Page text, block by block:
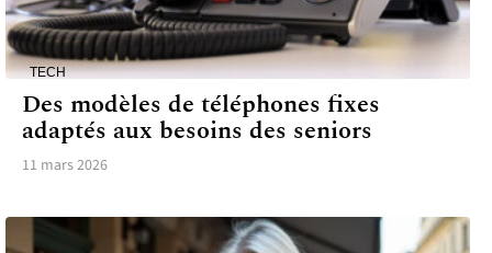
TECH
Des modèles de téléphones fixes
adaptés aux besoins des seniors
11 mars 2026